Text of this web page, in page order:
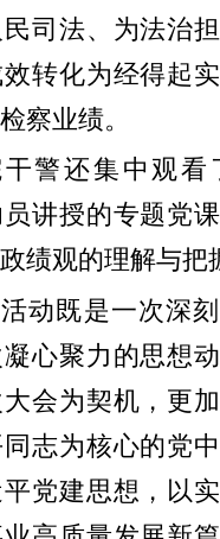
司法、为法治
转化为经得起
察业绩。
警还集中观看
讲授的专题党
绩观的理解与把
动既是一次深
心聚力的思想
会为契机，更
志为核心的党
党建思想，以实